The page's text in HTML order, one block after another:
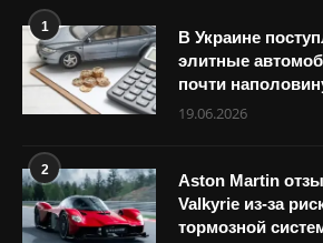
1
В Украине
элитные
почти
19.06.2026
2
Aston Martin
Valkyrie из-за
тормозной